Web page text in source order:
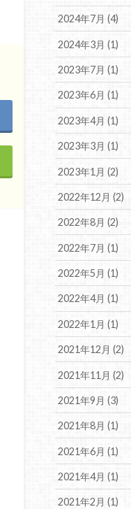
2024年7月 (4)
2024年3月 (1)
2023年7月 (1)
2023年6月 (1)
2023年4月 (1)
2023年3月 (1)
2023年1月 (2)
2022年12月 (2)
2022年8月 (2)
2022年7月 (1)
2022年5月 (1)
2022年4月 (1)
2022年1月 (1)
2021年12月 (2)
2021年11月 (2)
2021年9月 (3)
2021年8月 (1)
2021年6月 (1)
2021年4月 (1)
2021年2月 (1)